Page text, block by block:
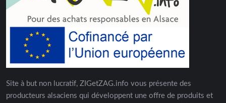
Site à but non lucratif, ZIGetZAG.info vous présente des
producteurs alsaciens qui développent une offre de produits et